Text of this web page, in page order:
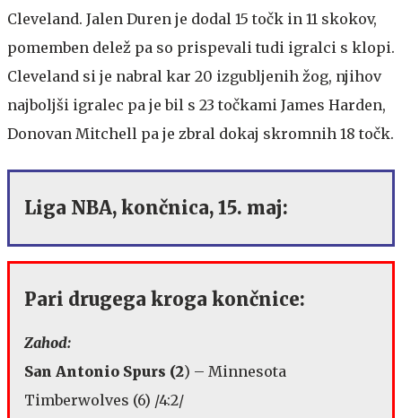
Cleveland. Jalen Duren je dodal 15 točk in 11 skokov,
pomemben delež pa so prispevali tudi igralci s klopi.
Cleveland si je nabral kar 20 izgubljenih žog, njihov
najboljši igralec pa je bil s 23 točkami James Harden,
Donovan Mitchell pa je zbral dokaj skromnih 18 točk.
Liga NBA, končnica, 15. maj:
Pari drugega kroga končnice:
Zahod:
San Antonio Spurs (2) – Minnesota
Timberwolves (6) /4:2/